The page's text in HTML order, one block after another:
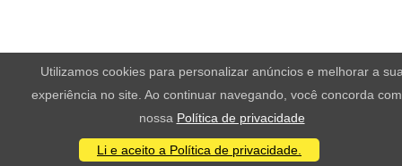
Utilizamos cookies para personalizar anúncios e melhorar a
experiência no site. Ao continuar navegando, você concorda
nossa Política de privacidade
Li e aceito a Política de privacidade.